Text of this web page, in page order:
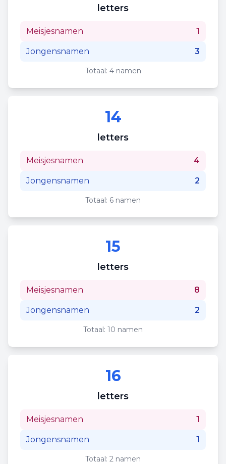
letters
Meisjesnamen 1
Jongensnamen 3
Totaal: 4namen
14
letters
Meisjesnamen 4
Jongensnamen 2
Totaal: 6 namen
15
letters
Meisjesnamen 8
Jongensnamen 2
Totaal: 10 namen
16
letters
Meisjesnamen 1
Jongensnamen 1
Totaal: 2 namen